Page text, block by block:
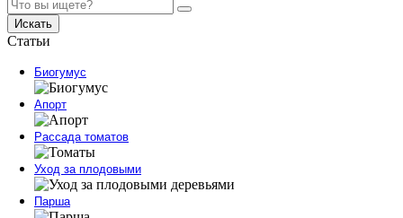
Искать
Статьи
Биогумус
Апорт
Рассада томатов
Уход за плодовыми
Парша